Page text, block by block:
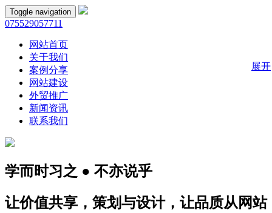
Toggle navigation
075529057711
网站首页
关于我们
案例分享
网站建设
外贸推广
新闻资讯
联系我们
学而时习之 ● 不亦说乎
让价值共享，策划与设计，让品质从网站
展开